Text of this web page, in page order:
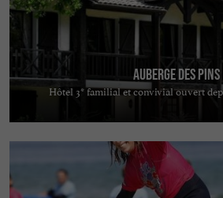
Auberge des Pins
Hôtel 3* familial et convivial ouvert